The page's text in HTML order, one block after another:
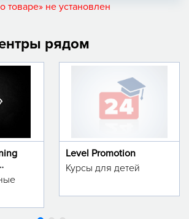
товаре» не установлен
рядом
Level Promotion
Курсы для детей